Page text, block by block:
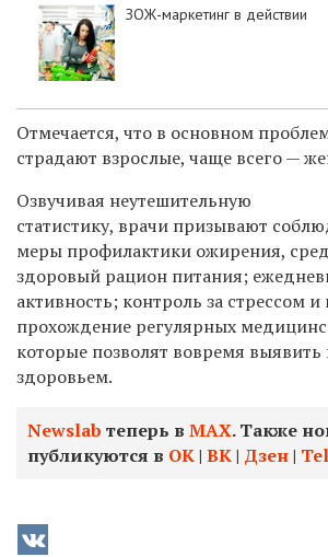
ЗОЖ-маркетинг в действии
Отмечается, что в основном
страдают взрослые, чаще всего—
Озвучивая неутешительную
статистику, врачи призывают
меры профилактики ожирения,
здоровый рацион питания;
активность; контроль за стрессом и
прохождение регулярных
которые позволят вовремя
здоровьем.
Newslab теперь в МАХ. Также
публикуются в ОК| ВК| Дзен|